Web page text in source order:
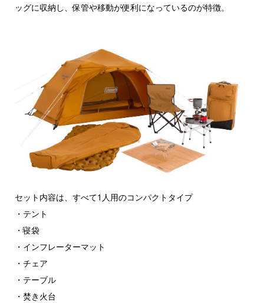
ッグに収納し、保管や移動が便利になっているのが特徴。
セット内容は、すべて1人用のコンパクトタイプ
・テント
・寝袋
・インフレーターマット
・チェア
・テーブル
・焚き火台